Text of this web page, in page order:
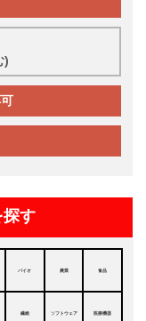
)
探す
バイオ 農業 食品
繊維 ソフトウェア 医療機器